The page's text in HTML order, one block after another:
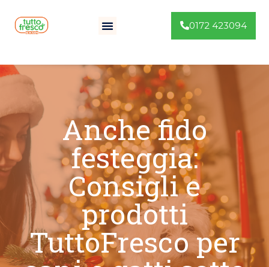
0172 423094
Anche fido
festeggia:
Consigli e
prodotti
TuttoFresco per